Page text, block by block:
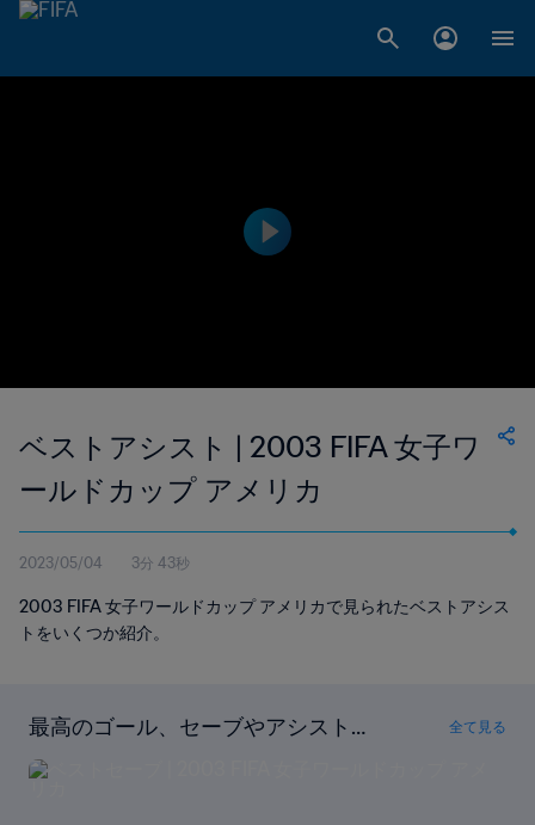
ベストアシスト | 2003 FIFA 女子ワ
ールドカップ アメリカ
2023/05/04 3分 43秒
2003 FIFA 女子ワールドカップ アメリカで見られたベストアシス
トをいくつか紹介。
最高のゴール、セーブやアシストが
ここに！
全て見る